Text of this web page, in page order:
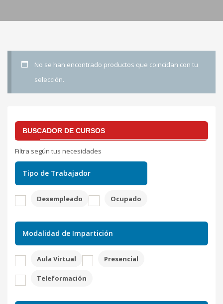
No se han encontrado productos que coincidan con tu
selección.
BUSCADOR DE CURSOS
Filtra según tus necesidades
Tipo de Trabajador
Desempleado Ocupado
Modalidad de Impartición
Aula Virtual Presencial
Teleformación